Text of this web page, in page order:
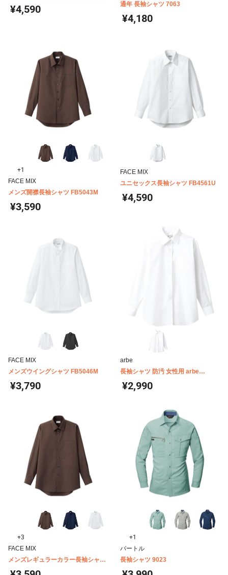
FB5045M
¥4,590
通年 長袖シャツ 7063
¥4,180
+1
FACE MIX
メンズ開襟長袖シャツ FB5043M
¥3,590
FACE MIX
ユニセックス長袖シャツ FB4561U
¥4,590
FACE MIX
メンズウイングシャツ FB5046M
¥3,790
arbe
長袖シャツ 防汚 女性用 arbe
EP6851
¥2,990
+3
FACE MIX
メンズレギュラーカラー長袖シャツ
FB5040M
+1
バートル
長袖シャツ 9023